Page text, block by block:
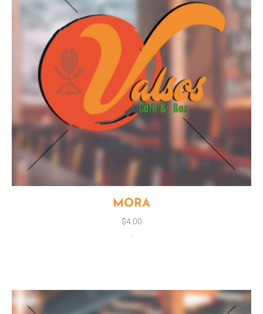
MORA
$4.00
.